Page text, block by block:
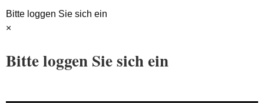
Bitte loggen Sie sich ein
×
Bitte loggen Sie sich ein